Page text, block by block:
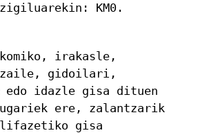
zigiluarekin: KM0.
irakasle,
gidoilari,
edo idazle gisa dituen
ere, zalantzarik
gisa